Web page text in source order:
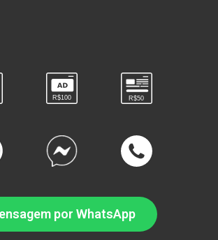
R$100 R$50
por WhatsApp